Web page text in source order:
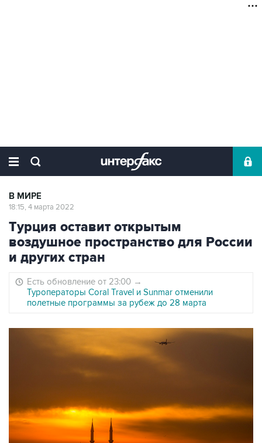
В МИРЕ
18:15, 4 марта 2022
Турция оставит открытым
воздушное пространство для России
и других стран
Есть обновление от 23:00 →
Туроператоры Coral Travel и Sunmar отменили
полетные программы за рубеж до 28 марта